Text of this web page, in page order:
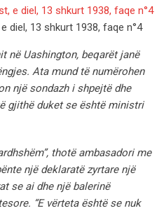
diel, 13 shkurt 1938, faqe n°4
në Uashington, beqarët janë
Ata mund të numërohen
një sondazh i shpejtë dhe
gjithë duket se është ministri
thotë ambasadori me
një deklaratë zyrtare një
se ai dhe një balerinë
“E vërteta është se nuk